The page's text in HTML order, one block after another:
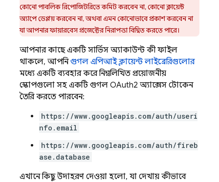
কোনো পাবলিক রিপোজিটরিতে কমিট করবেন না, কোনো ক্লায়েন্ট
অ্যাপে ডেপ্লয় করবেন না, অথবা এমন কোনোভাবে প্রকাশ করবেন না
যা আপনার ফায়ারবেস প্রজেক্টের নিরাপত্তা বিঘ্নিত করতে পারে।
আপনার কাছে একটি সার্ভিস অ্যাকাউন্ট কী ফাইল
থাকলে, আপনিগুগল এপিআই ক্লায়েন্ট লাইব্রেরিগুলোর
মধ্যে একটি ব্যবহার করে নিম্নলিখিত প্রয়োজনীয়
স্কোপগুলো সহ একটি গুগল OAuth2 অ্যাক্সেস টোকেন
তৈরি করতে পারবেন:
https://www.googleapis.com/auth/useri
nfo.email
https://www.googleapis.com/auth/fireb
ase.database
এখানে কিছু উদাহরণ দেওয়া হলো, যা দেখায় কীভাবে